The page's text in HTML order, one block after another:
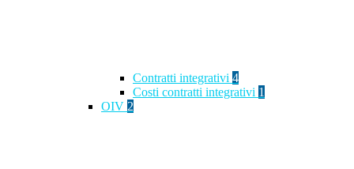
Contratti integrativi 4
Costi contratti integrativi 1
OIV 2